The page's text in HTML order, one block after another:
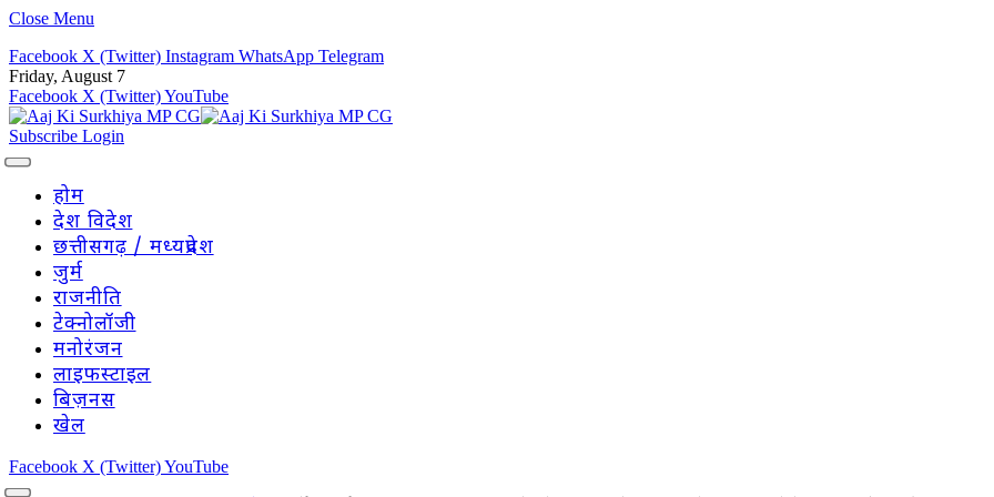
Close Menu
Facebook X (Twitter) Instagram WhatsApp Telegram
Friday, August 7
Facebook X (Twitter)YouTube
Subscribe Login
होम
देश विदेश
छत्तीसगढ़ / मध्यप्रदेश
जुर्म
राजनीति
टेक्नोलॉजी
मनोरंजन
लाइफस्टाइल
बिज़नस
खेल
Facebook X (Twitter)YouTube